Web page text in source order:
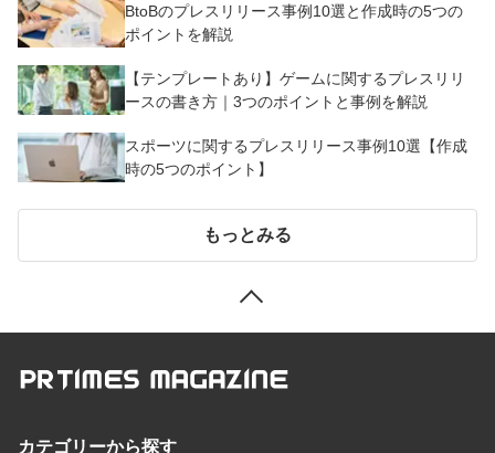
BtoBのプレスリリース事例10選と作成時の5つの
ポイントを解説
【テンプレートあり】ゲームに関するプレスリリ
ースの書き方｜3つのポイントと事例を解説
スポーツに関するプレスリリース事例10選【作成
時の5つのポイント】
もっとみる
カテゴリーから探す